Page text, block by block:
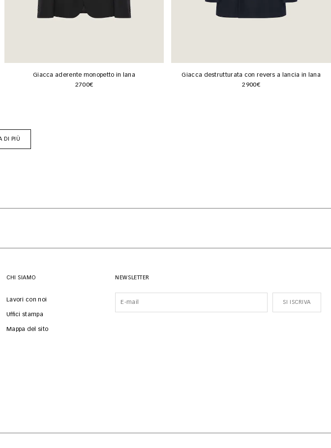
Giacca aderente monopetto in lana
2700€
Giacca destrutturata con revers a lancia in lana
2900€
DI PIÙ
CHI SIAMO
Lavori con noi
Uffici stampa
Mappa del sito
NEWSLETTER
SI ISCRIVA